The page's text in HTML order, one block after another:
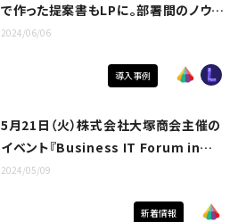
で作った提案書もLPに。部署間のノウハ
ウ共有・分業によって作業効率化に成功
2024/06/06
導入事例
5月21日（火）株式会社大塚商会主催の
イベント『Business IT Forum in
OSAKA』に出展！
2024/05/09
新着情報